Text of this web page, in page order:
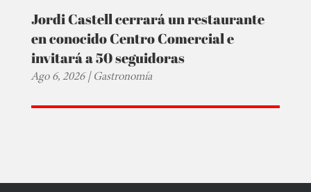
Jordi Castell cerrará un restaurante
en conocido Centro Comercial e
invitará a 50 seguidoras
Ago 6, 2026|Gastronomía